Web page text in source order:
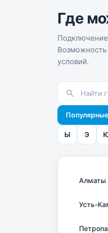
Где
Подключение
Возможность
условий.
Популярные
Ы Э
Алматы
Усть-